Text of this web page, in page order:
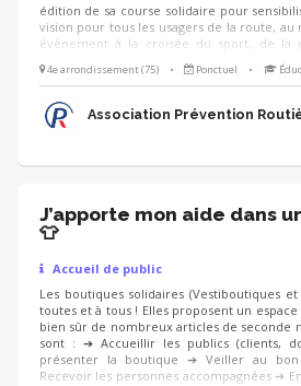
édition de sa course solidaire pour
vision pour tous les usagers de la route, au
évènement à la croisée du sport, de la
recherchons des bénévoles
l’événement. Plusieurs missions sont
Paris - Commissariat de course,
4e arrondissement (75) • Ponctuel •
Association Prévention
J’apporte mon aide dans
👕
Accueil de public
Les boutiques solidaires (Vestiboutiques
toutes et à tous ! Elles proposent un
bien sûr de nombreux articles de seconde
sont : ➔ Accueillir les publics (clients,
présenter la boutique ➔ Veiller au
Recevoir les personnes accompagnées ➔